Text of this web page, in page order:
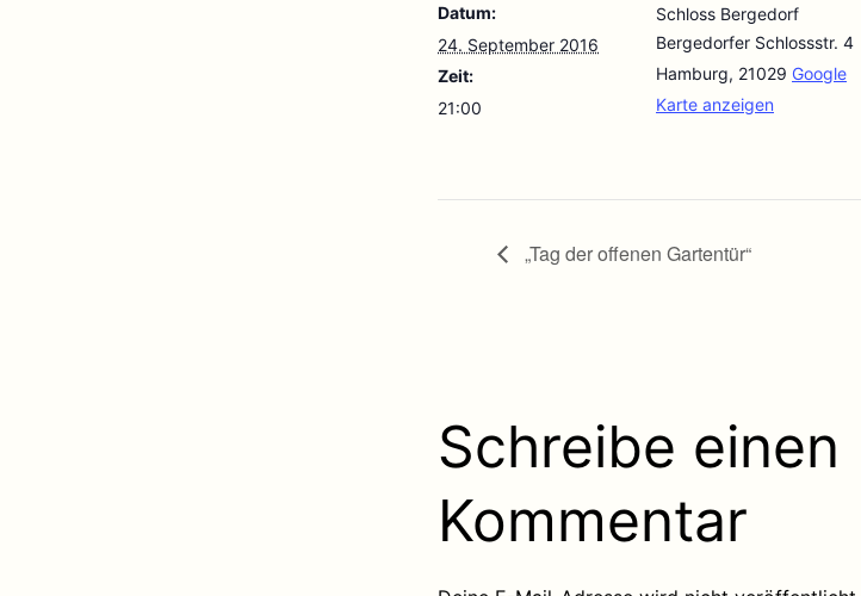
Datum:
24. September 2016
Zeit:
21:00
Schloss Bergedorf
Bergedorfer Schlossstr. 4
Hamburg, 21029 Google
Karte anzeigen
„Tag der offenen Gartentür“
Schreibe einen
Kommentar